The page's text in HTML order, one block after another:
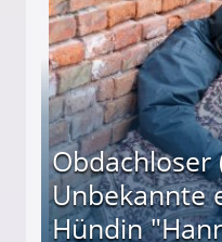
Obdachloser
Unbekannte
Hündin